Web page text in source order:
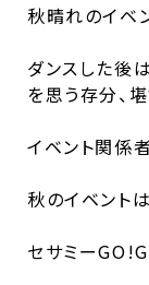
秋晴れのイベ
ダンスした後
を思う存分、
イベント関係
秋のイベント
セサミー